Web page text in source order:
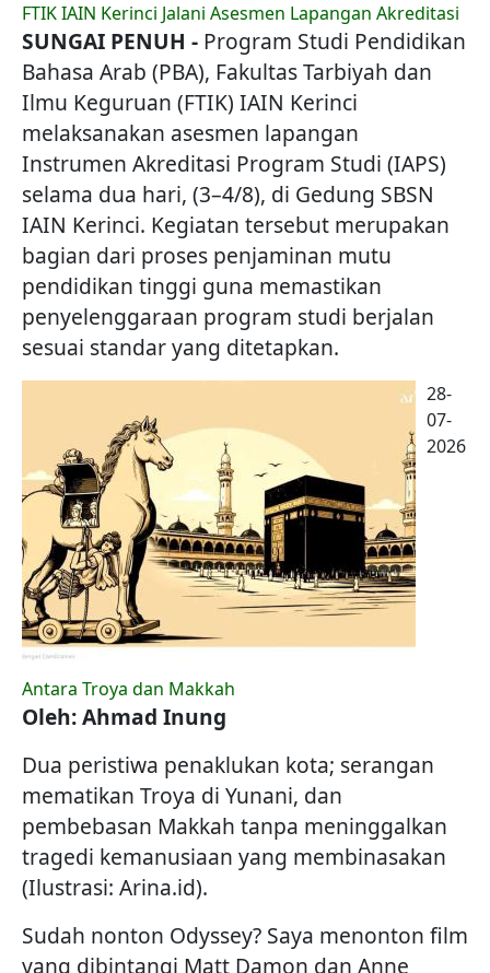
FTIK IAIN Kerinci Jalani Asesmen Lapangan Akreditasi
SUNGAI PENUH - Program Studi Pendidikan
Bahasa Arab (PBA), Fakultas Tarbiyah dan
Ilmu Keguruan (FTIK) IAIN Kerinci
melaksanakan asesmen lapangan
Instrumen Akreditasi Program Studi (IAPS)
selama dua hari, (3–4/8), di Gedung SBSN
IAIN Kerinci. Kegiatan tersebut merupakan
bagian dari proses penjaminan mutu
pendidikan tinggi guna memastikan
penyelenggaraan program studi berjalan
sesuai standar yang ditetapkan.
28-
07-
2026
Antara Troya dan Makkah
Oleh: Ahmad Inung
Dua peristiwa penaklukan kota; serangan
mematikan Troya di Yunani, dan
pembebasan Makkah tanpa meninggalkan
tragedi kemanusiaan yang membinasakan
(Ilustrasi: Arina.id).
Sudah nonton Odyssey? Saya menonton film
yang dibintangi Matt Damon dan Anne